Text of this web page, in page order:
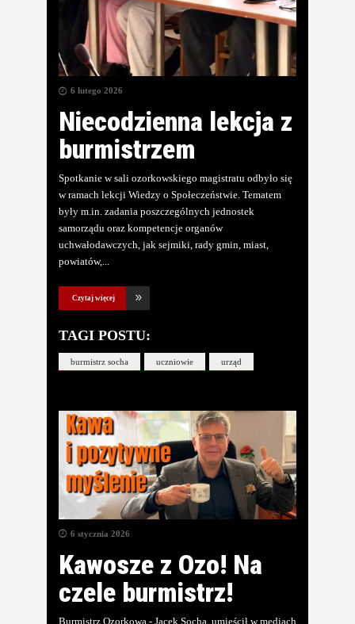
6 lutego 2026
Niecodzienna lekcja z
burmistrzem
Spotkanie w sali ozorkowskiego magistratu odbyło się
w ramach lekcji Wiedzy o Społeczeństwie. Tematem
były m.in. zadania poszczególnych jednostek
samorządu oraz kompetencje organów
uchwałodawczych, jak sejmiki, rady gmin, miast,
powiatów,
Czytaj więcej
TAGI POSTU:
burmistrz socha uczniowie urząd
6 stycznia 2026
Kawosze z Ozo! Na
czele burmistrz!
Burmistrz Ozorkowa - Jacek Socha, umieścił w mediach